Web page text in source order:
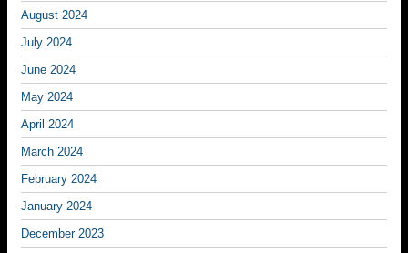
August 2024
July 2024
June 2024
May 2024
April 2024
March 2024
February 2024
January 2024
December 2023